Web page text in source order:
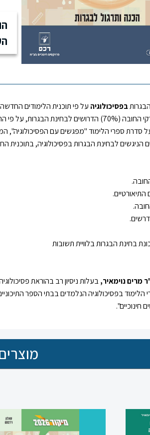
בפסיכולוגיה על פי תוכנית הלימודים
האחרונות שפרסם משרד החינוך.
סדרת ספרי הלימוד "מפגשים עם הפסיכולוגיה",
לבחינת הבגרות בפסיכולוגיה, בתוכנית
בחינת הבגרות בלוויית תשובות
מרים נוימאיר,בעלות ניסיון רב בהוראת
הלימוד בפסיכולוגיה הנלמדים בבתי הספר
חינוכיים".